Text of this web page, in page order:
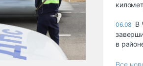
06.08 В
в